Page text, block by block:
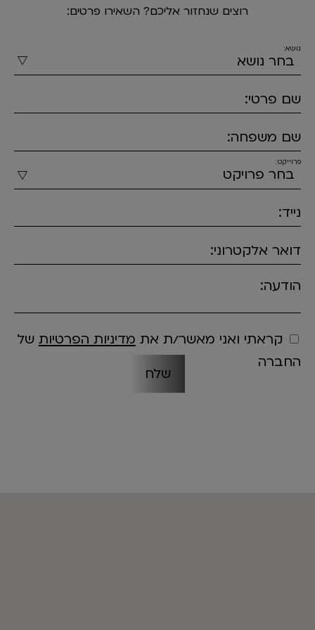
רוצים שנחזור אליכם? השאירו פרטים:
נושא:
שם פרטי:
שם משפחה:
פרוייקט:
נייד:
דואר אלקטרוני:
הודעה:
קראתי ואני מאשר/ת את מדיניות הפרטיות של
החברה